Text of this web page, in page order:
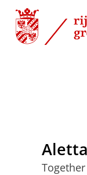
Skip
Content
Skip
Navigation